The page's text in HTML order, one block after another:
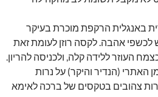
באנגלית הרקפת מוכרת בעיקר
אהבה. לקסה רוזן לעומת זאת
העוזר ללידה קלה, ולכניסה להריון.
(הנדיר והיקר) על נרות
צהובים בטקסים של ברכה לאימא